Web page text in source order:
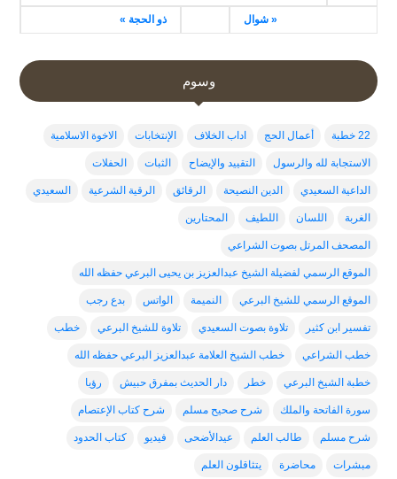
« شوال ذو الحجة »
وسوم
22 خطبة أعمال الحج اداب الخلاف الإنتخابات الاخوة الاسلامية
الاستجابة لله والرسول التقييد والإيضاح الثبات الحفلات
الداعية السعيدي الدين النصيحة الرقائق الرقية الشرعية السعيدي
الغربة اللسان اللطيف المحتارين
المصحف المرتل بصوت الشراعي
الموقع الرسمي لفضيلة الشيخ عبدالعزيز بن يحيى البرعي حفظه الله
الموقع الرسمي للشيخ البرعي النميمة الواتس بدع رجب
تفسير ابن كثير تلاوة بصوت السعيدي تلاوة للشيخ البرعي خطب
خطب الشراعي خطب الشيخ العلامة عبدالعزيز البرعي حفظه الله
خطبة الشيخ البرعي خطر دار الحديث بمفرق حبيش رؤيا
سورة الفاتحة والملك شرح صحيح مسلم شرح كتاب الإعتصام
شرح مسلم طالب العلم عيدالأضحى فيديو كتاب الحدود
مبشرات محاضرة يتثاقلون العلم